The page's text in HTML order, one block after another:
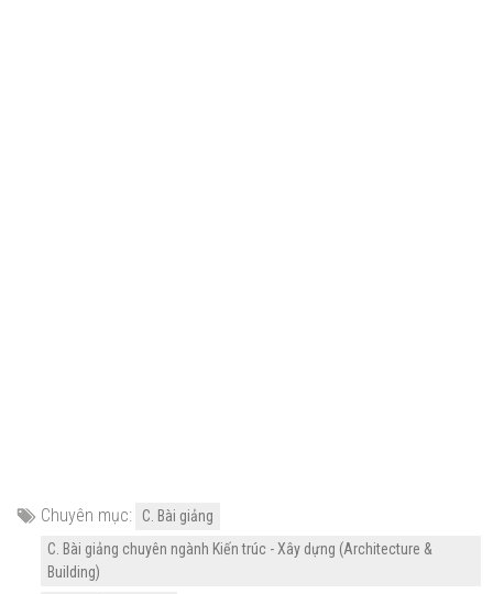
Chuyên mục:
C. Bài giảng
C. Bài giảng chuyên ngành Kiến trúc - Xây dựng (Architecture &
Building)